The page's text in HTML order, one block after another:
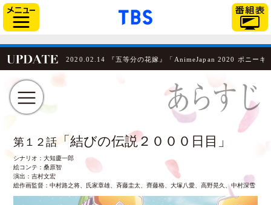
「TBSテレビ」トップ
2020.02.14 『五等分の花嫁』「AnimeJapan 2020 ポニーキ
第１２話「結びの伝説２０００日目」
シナリオ：大知慶一郎
絵コンテ：桑原智
演出：吉村文宏
総作画監督：中村路之将、氏家章雄、斉藤圭太、齊藤格、大塚八愛、高野晃久、中村深雪
// Can also be used with $(document).ready()